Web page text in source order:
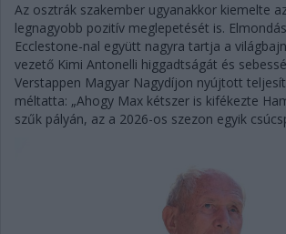
Az osztrák szakember ugyanakkor kiemelte
legnagyobb pozitív meglepetését is.
Ecclestone-nal együtt nagyra tartja a
vezető Kimi Antonelli higgadtságát és
Verstappen Magyar Nagydíjon nyújtott
méltatta: „Ahogy Max kétszer is kifékezte
szűk pályán, az a 2026-os szezon egyik